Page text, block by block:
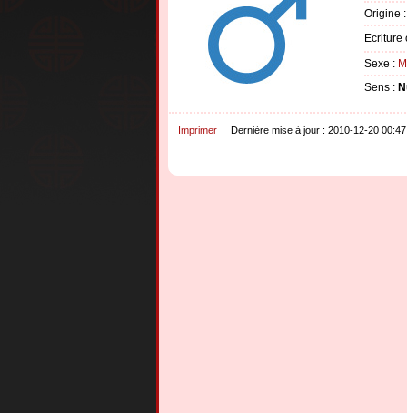
Origine :
Ecriture
Sexe :
Sens :
Imprimer Dernière mise à jour : 2010-12-20